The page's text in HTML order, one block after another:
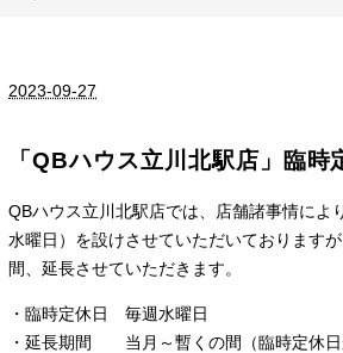
2023-09-27
「QBハウス立川北駅店」臨時
QBハウス立川北駅店では、店舗諸事情によ
水曜日）を設けさせていただいております
間、延長させていただきます。
・臨時定休日 毎週水曜日
・延長期間 当月～暫くの間（臨時定休日